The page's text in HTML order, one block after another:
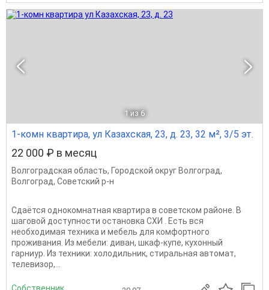
1 из 6
1-комн квартира, ул Казахская, 23, д. 23, 32 м², 3/5 эт.
22 000 ₽ в месяц
Волгоградская область, Городской округ Волгоград,
Волгоград, Советский р-н
Сдаётся однокомнатная квартира в советском районе. В
шаговой доступности остановка СХИ . Есть вся
необходимая техника и мебель для комфортного
проживания. Из мебели: диван, шкаф-купе, кухонный
гарниур. Из техники: холодильник, стиральная автомат,
телевизор,...
Собственник